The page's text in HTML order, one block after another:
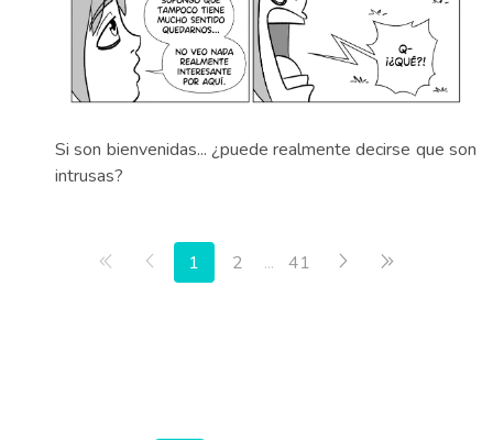
Si son bienvenidas... ¿puede realmente decirse que son
intrusas?
Primera página
Anterior
1 2 ... 41 Siguiente